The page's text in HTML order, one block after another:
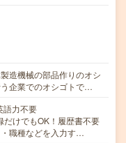
造機械の部品作りのオシ
企業でのオシゴトで…
語力不要
けでもOK！履歴書不要
職種などを入力す…